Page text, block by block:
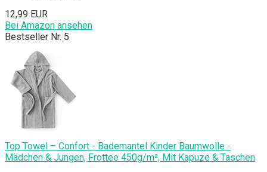
12,99 EUR
Bei Amazon ansehen
Bestseller Nr. 5
Top Towel – Confort - Bademantel Kinder Baumwolle -
Mädchen & Jungen, Frottee 450g/m², Mit Kapuze & Taschen